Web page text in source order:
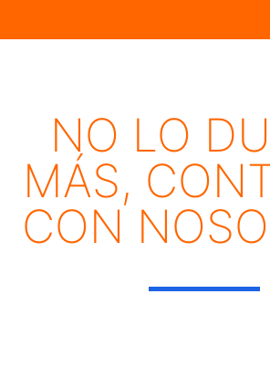
NO LO
MÁS,
CON